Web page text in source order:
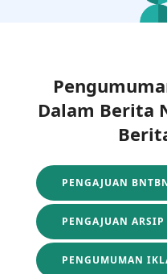
Dalam Berita
PENGAJUAN
PENGAJUAN ARSIP
PENGUMUMAN